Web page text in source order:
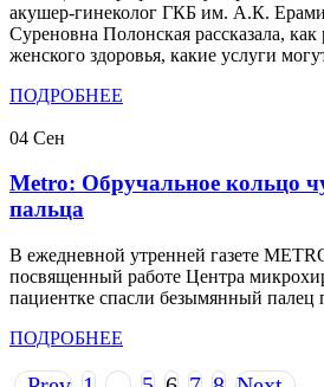
акушер-гинеколог ГКБ им. А.К.
Суреновна Полонская рассказала,
женского здоровья, какие услуги
ПОДРОБНЕЕ
04 Сен
Metro: Обручальное кольцо
пальца
В ежедневной утренней газете
посвященный работе Центра
пациентке спасли безымянный палец
ПОДРОБНЕЕ